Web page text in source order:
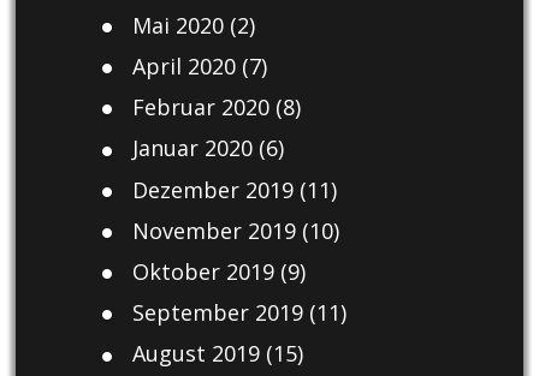
Mai 2020(2)
April 2020(7)
Februar 2020(8)
Januar 2020(6)
Dezember 2019(11)
November 2019(10)
Oktober 2019(9)
September 2019(11)
August 2019(15)